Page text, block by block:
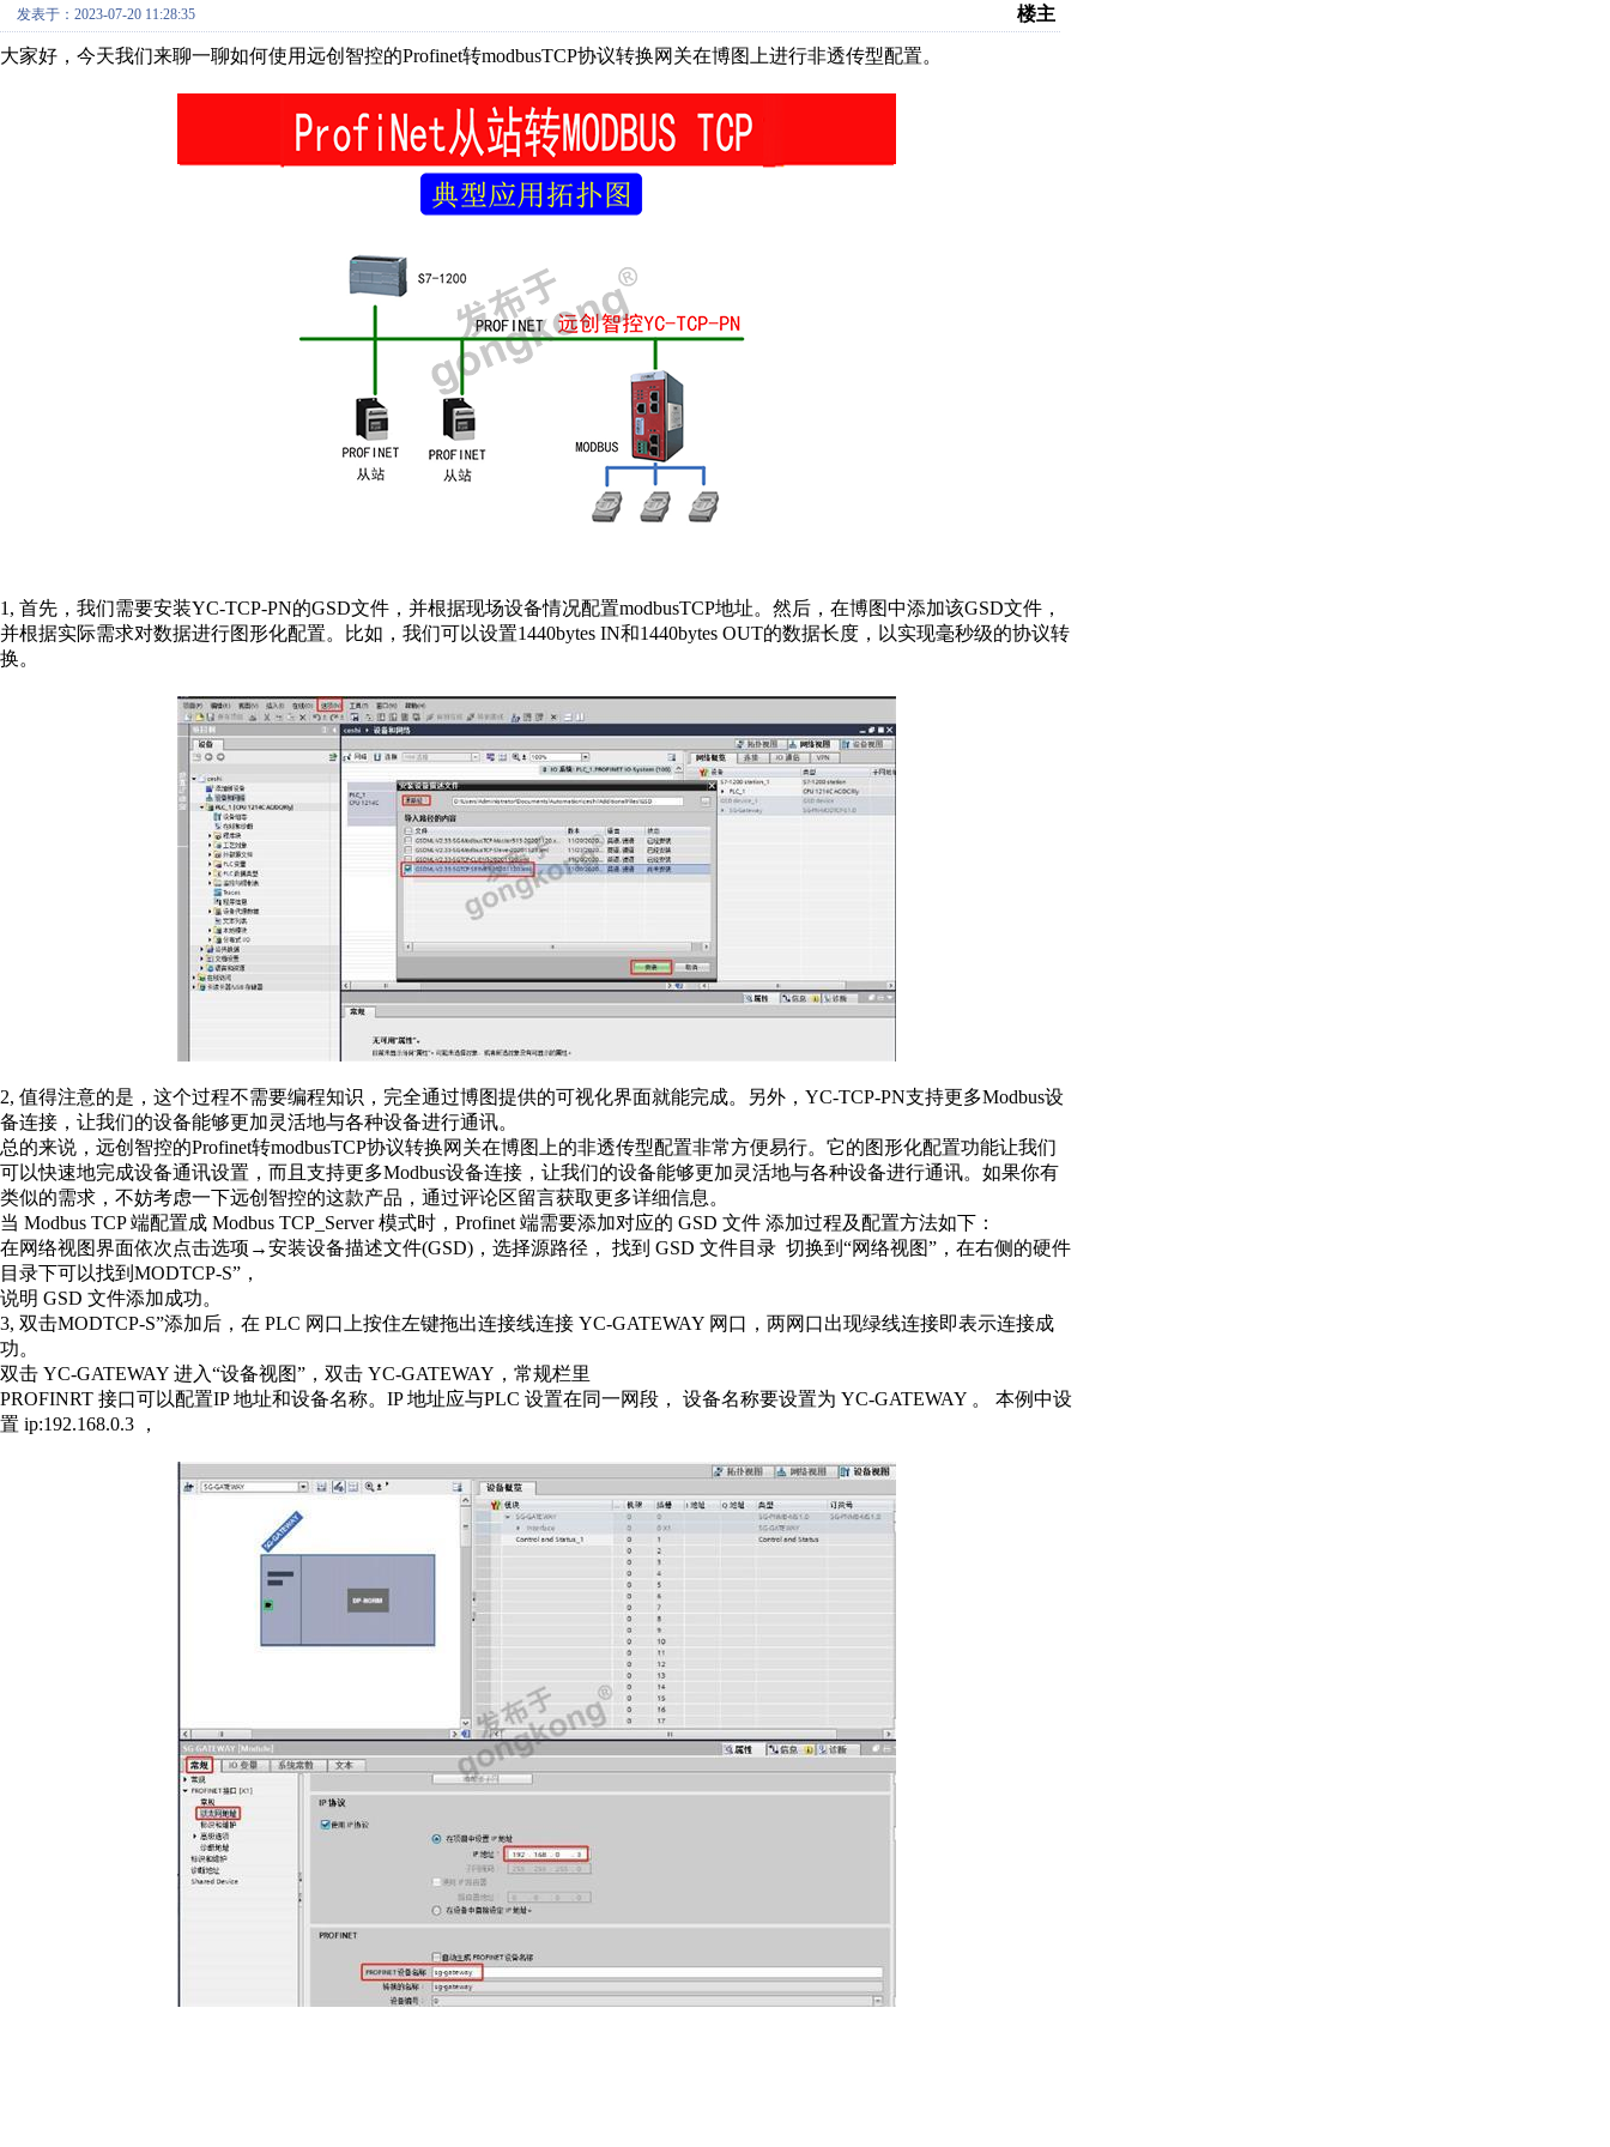
发表于：2023-07-20 11:28:35 楼主
大家好，今天我们来聊一聊如何使用远创智控的Profinet转modbusTCP协议转换网关在博图上进行非透传型配置。
1, 首先，我们需要安装YC-TCP-PN的GSD文件，并根据现场设备情况配置modbusTCP地址。然后，在博图中添加该GSD文件，
并根据实际需求对数据进行图形化配置。比如，我们可以设置1440bytes IN和1440bytes OUT的数据长度，以实现毫秒级的协议转
换。
2, 值得注意的是，这个过程不需要编程知识，完全通过博图提供的可视化界面就能完成。另外，YC-TCP-PN支持更多Modbus设
备连接，让我们的设备能够更加灵活地与各种设备进行通讯。
总的来说，远创智控的Profinet转modbusTCP协议转换网关在博图上的非透传型配置非常方便易行。它的图形化配置功能让我们
可以快速地完成设备通讯设置，而且支持更多Modbus设备连接，让我们的设备能够更加灵活地与各种设备进行通讯。如果你有
类似的需求，不妨考虑一下远创智控的这款产品，通过评论区留言获取更多详细信息。
当 Modbus TCP 端配置成 Modbus TCP_Server 模式时，Profinet 端需要添加对应的 GSD 文件 添加过程及配置方法如下：
在网络视图界面依次点击选项→安装设备描述文件(GSD)，选择源路径， 找到 GSD 文件目录 切换到“网络视图”，在右侧的硬件
目录下可以找到MODTCP-S”，
说明 GSD 文件添加成功。
3, 双击MODTCP-S”添加后，在 PLC 网口上按住左键拖出连接线连接 YC-GATEWAY 网口，两网口出现绿线连接即表示连接成
功。
双击 YC-GATEWAY 进入“设备视图”，双击 YC-GATEWAY，常规栏里
PROFINRT 接口可以配置IP 地址和设备名称。IP 地址应与PLC 设置在同一网段， 设备名称要设置为 YC-GATEWAY 。 本例中设
置 ip:192.168.0.3 ，